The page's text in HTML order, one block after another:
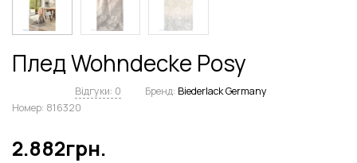
Плед Wohndecke Posy
Відгуки: 0 Бренд: Biederlack Germany
Номер: 816320
2.882грн.